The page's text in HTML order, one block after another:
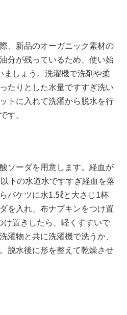
、新品のオーガニック素材の
分が残っているため、使い始
しょう。洗濯機で洗剤や柔
たりとした水量ですすぎ洗い
トに入れて洗濯から脱水を行
す。
ソーダを用意します。経血が
下の水道水ですすぎ経血を落
バケツに水1.5ℓと大さじ1杯
を入れ、布ナプキンをつけ置
け置きしたら、軽くすすいで
濯物と共に洗濯機で洗うか、
脱水後に形を整えて乾燥させ